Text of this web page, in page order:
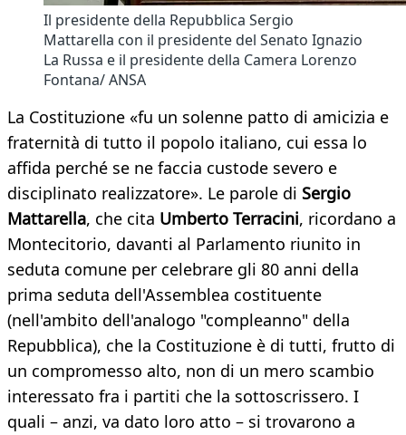
Il presidente della Repubblica Sergio
Mattarella con il presidente del Senato Ignazio
La Russa e il presidente della Camera Lorenzo
Fontana/ ANSA
La Costituzione «fu un solenne patto di amicizia e
fraternità di tutto il popolo italiano, cui essa lo
affida perché se ne faccia custode severo e
disciplinato realizzatore». Le parole di Sergio
Mattarella, che cita Umberto Terracini, ricordano a
Montecitorio, davanti al Parlamento riunito in
seduta comune per celebrare gli 80 anni della
prima seduta dell'Assemblea costituente
(nell'ambito dell'analogo "compleanno" della
Repubblica), che la Costituzione è di tutti, frutto di
un compromesso alto, non di un mero scambio
interessato fra i partiti che la sottoscrissero. I
quali – anzi, va dato loro atto – si trovarono a